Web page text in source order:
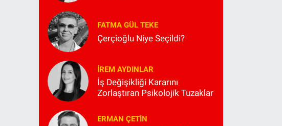
FATMA GÜL TEKE
Çerçioğlu Niye Seçildi?
İREM AYDINLAR
İş Değişikliği Kararını
Zorlaştıran Psikolojik Tuzaklar
ERMAN ÇETIN